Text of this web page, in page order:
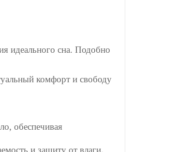
идеального сна. Подобно
комфорт и свободу
обеспечивая
и защиту от влаги.